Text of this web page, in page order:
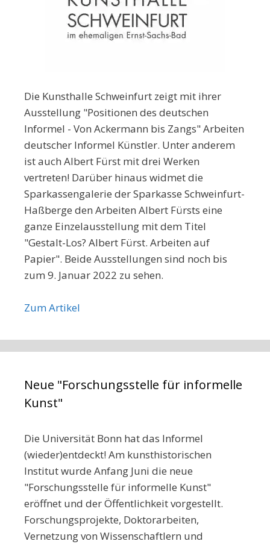
Die Kunsthalle Schweinfurt zeigt mit ihrer
Ausstellung "Positionen des deutschen
Informel - Von Ackermann bis Zangs" Arbeiten
deutscher Informel Künstler. Unter anderem
ist auch Albert Fürst mit drei Werken
vertreten! Darüber hinaus widmet die
Sparkassengalerie der Sparkasse Schweinfurt-
Haßberge den Arbeiten Albert Fürsts eine
ganze Einzelausstellung mit dem Titel
"Gestalt-Los? Albert Fürst. Arbeiten auf
Papier". Beide Ausstellungen sind noch bis
zum 9. Januar 2022 zu sehen.
Zum Artikel
Neue "Forschungsstelle für informelle
Kunst"
Die Universität Bonn hat das Informel
(wieder)entdeckt! Am kunsthistorischen
Institut wurde Anfang Juni die neue
"Forschungsstelle für informelle Kunst"
eröffnet und der Öffentlichkeit vorgestellt.
Forschungsprojekte, Doktorarbeiten,
Vernetzung von Wissenschaftlern und